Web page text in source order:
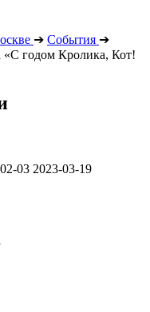
➔ События ➔
«С годом Кролика, Кот!
03 2023-03-19